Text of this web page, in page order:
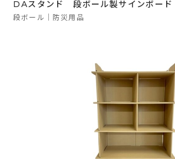
DAスタンド 段ボール製サインボード
段ボール 防災用品